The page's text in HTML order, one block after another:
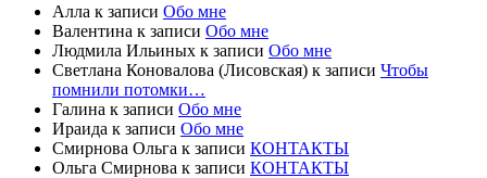
Алла к записи Обо мне
Валентина к записи Обо мне
Людмила Ильиных к записи Обо мне
Светлана Коновалова (Лисовская) к записи Чтобы
помнили потомки…
Галина к записи Обо мне
Ираида к записи Обо мне
Смирнова Ольга к записи КОНТАКТЫ
Ольга Смирнова к записи КОНТАКТЫ